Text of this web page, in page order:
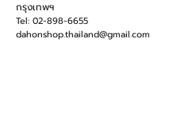
กรุงเทพฯ
Tel: 02-898-6655
dahonshop.thailand@gmail.com